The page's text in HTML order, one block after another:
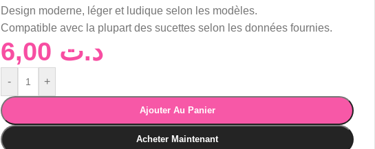
Design moderne, léger et ludique selon les modèles.
Compatible avec la plupart des sucettes selon les données fournies.
د.ت
- +
Ajouter Au Panier
Acheter Maintenant